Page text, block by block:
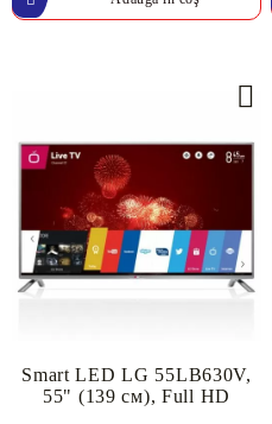
Smart LED LG 55LB630V,
55" (139 см), Full HD